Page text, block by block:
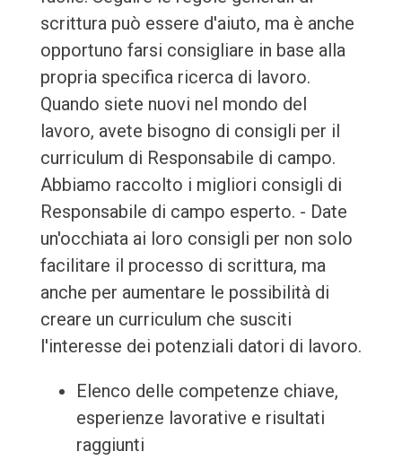
scrittura può essere d'aiuto, ma è anche
opportuno farsi consigliare in base alla
propria specifica ricerca di lavoro.
Quando siete nuovi nel mondo del
lavoro, avete bisogno di consigli per il
curriculum di Responsabile di campo.
Abbiamo raccolto i migliori consigli di
Responsabile di campo esperto. - Date
un'occhiata ai loro consigli per non solo
facilitare il processo di scrittura, ma
anche per aumentare le possibilità di
creare un curriculum che susciti
l'interesse dei potenziali datori di lavoro.
Elenco delle competenze chiave,
esperienze lavorative e risultati
raggiunti